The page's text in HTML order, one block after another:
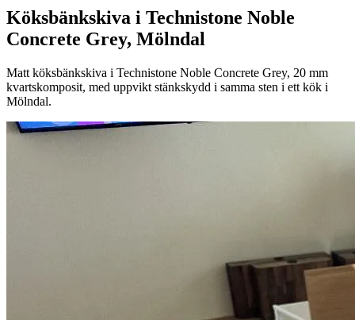
Köksbänkskiva i Technistone Noble
Concrete Grey, Mölndal
Matt köksbänkskiva i Technistone Noble Concrete Grey, 20 mm
kvartskomposit, med uppvikt stänkskydd i samma sten i ett kök i
Mölndal.